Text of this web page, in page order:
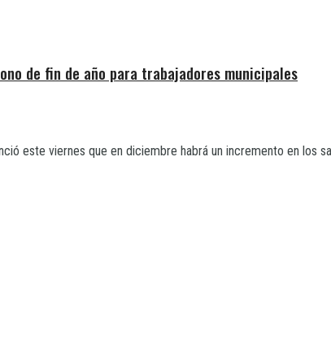
de fin de año para trabajadores municipales
este viernes que en diciembre habrá un incremento en los